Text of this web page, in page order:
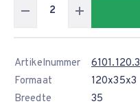
Artikelnummer
Formaat
120x35x3
Breedte
35